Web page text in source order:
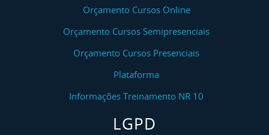
Orçamento Cursos Online
Orçamento Cursos Semipresenciais
Orçamento Cursos Presenciais
Plataforma
Informações Treinamento NR 10
LGPD